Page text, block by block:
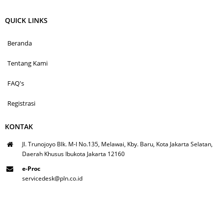
QUICK LINKS
Beranda
Tentang Kami
FAQ's
Registrasi
KONTAK
Jl. Trunojoyo Blk. M-I No.135, Melawai, Kby. Baru, Kota Jakarta Selatan,
Daerah Khusus Ibukota Jakarta 12160
e-Proc
servicedesk@pln.co.id